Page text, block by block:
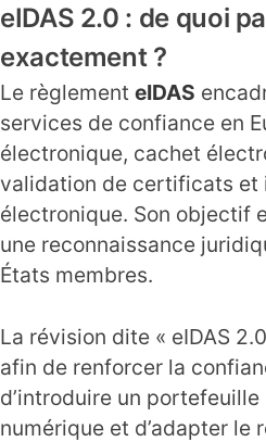
eIDAS 2.0 : de quoi
exactement ?
Le règlement eIDAS
services de confiance en
électronique, cachet
validation de certificats et
électronique. Son objectif
une reconnaissance
États membres.
La révision dite « eIDAS
afin de renforcer la
d’introduire un
numérique et d’adapter le